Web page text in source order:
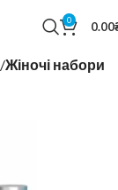
0 0.00
Жіночі набори